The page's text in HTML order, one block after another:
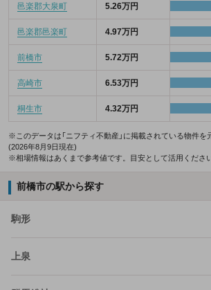
邑楽郡大泉町 5.26万円
邑楽郡邑楽町 4.97万円
前橋市 5.72万円
高崎市 6.53万円
桐生市 4.32万円
※このデータは「ニフティ不動産」に掲載されている物件を
(2026年8月9日現在)
※相場情報はあくまで参考値です。目安として活用ください
前橋市の駅から探す
駒形
上泉